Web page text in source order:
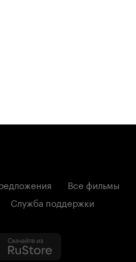
Все фильмы
Служба поддержки